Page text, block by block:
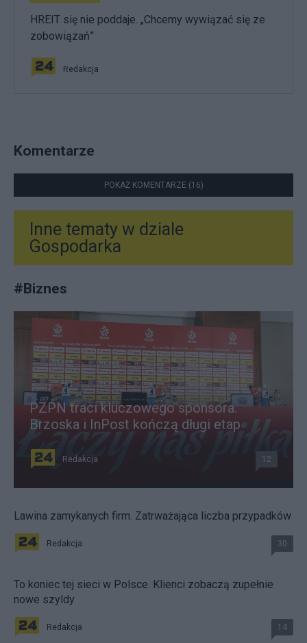
HREIT się nie poddaje. „Chcemy wywiązać się ze
zobowiązań”
Redakcja
Komentarze
POKAŻ KOMENTARZE (16)
Inne tematy w dziale
Gospodarka
#Biznes
PZPN traci kluczowego sponsora.
Brzoska i InPost kończą długi etap
Redakcja 12
Lawina zamykanych firm. Zatrważająca liczba przypadków
Redakcja 30
To koniec tej sieci w Polsce. Klienci zobaczą zupełnie
nowe szyldy
Redakcja 14